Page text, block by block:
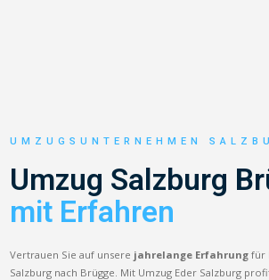
UMZUGSUNTERNEHMEN
Umzug Salzburg
mit Erfahren
Vertrauen Sie auf unsere jahrelange Erfahrung für
Salzburg nach Brügge. Mit Umzug Eder Salzburg